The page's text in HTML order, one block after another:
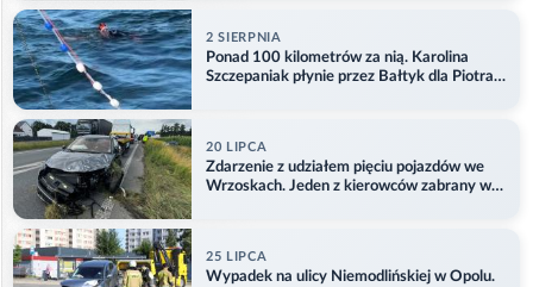
2 SIERPNIA
Ponad 100 kilometrów za nią. Karolina
Szczepaniak płynie przez Bałtyk dla Piotra.
20 LIPCA
Zdarzenie z udziałem pięciu pojazdów we
Wrzoskach. Jeden z kierowców zabrany w
25 LIPCA
Wypadek na ulicy Niemodlińskiej w Opolu.